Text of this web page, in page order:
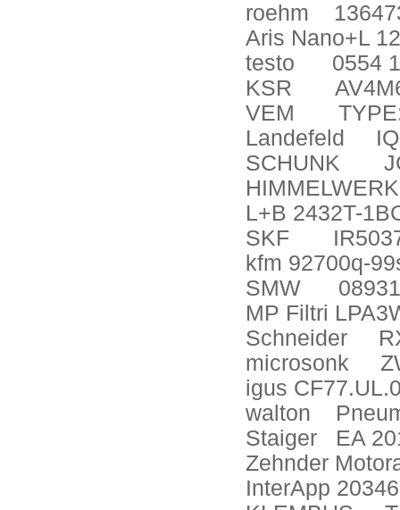
roehm
Aris Nano+L
testo
0554
KSR
VEM
Landefeld
SCHUNK
HIMMELWERK
L+B 2432T-
SKF
kfm 92700q-
SMW
MP Filtri
Schneider
microsonk
igus
walton
Staiger
EA
Zehnder
InterApp